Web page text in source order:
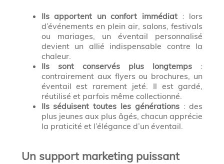
Ils apportent un confort immédiat : lors
d’événements en plein air, salons, festivals
ou mariages, un éventail personnalisé
devient un allié indispensable contre la
chaleur.
Ils sont conservés plus longtemps :
contrairement aux flyers ou brochures, un
éventail est rarement jeté. Il est gardé,
réutilisé et parfois même collectionné.
Ils séduisent toutes les générations: des
plus jeunes aux plus âgés, chacun apprécie
la praticité et l’élégance d’un éventail.
Un support marketing puissant